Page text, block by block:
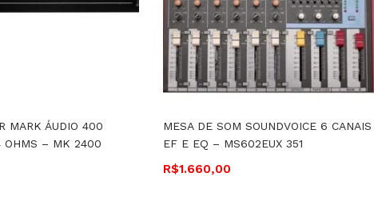
MARK ÁUDIO 400
OHMS – MK 2400
MESA DE SOM SOUNDVOICE 6 CANAIS
EF E EQ – MS602EUX 351
R$1.660,00